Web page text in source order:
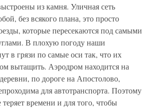
из камня. Уличная сеть
без всякого плана, это просто
которые пересекаются под самыми
В плохую погоду наши
в грязи по самые оси так, что их
вытащить. Аэродром находится на
по дороге на Апостолово,
для автотранспорта. Поэтому
времени и для того, чтобы